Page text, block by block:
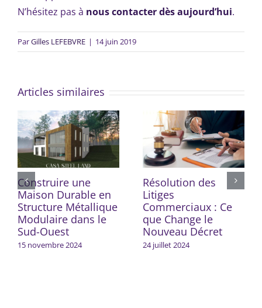
N’hésitez pas à nous contacter dès aujourd’hui.
ParGilles LEFEBVRE | 14 juin 2019
Articles similaires
Construire une
Maison Durable en
Structure Métallique
Modulaire dans le
Sud-Ouest
15 novembre 2024
Résolution des
Litiges
Commerciaux : Ce
que Change le
Nouveau Décret
24 juillet 2024